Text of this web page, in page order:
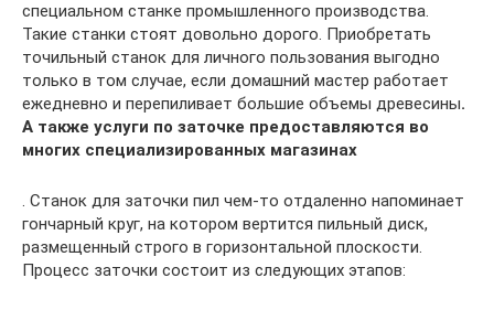
специальном станке промышленного производства.
Такие станки стоят довольно дорого. Приобретать
точильный станок для личного пользования выгодно
только в том случае, если домашний мастер работает
ежедневно и перепиливает большие объемы древесины.
А также услуги по заточке предоставляются во
многих специализированных магазинах
. Станок для заточки пил чем-то отдаленно напоминает
гончарный круг, на котором вертится пильный диск,
размещенный строго в горизонтальной плоскости.
Процесс заточки состоит из следующих этапов: